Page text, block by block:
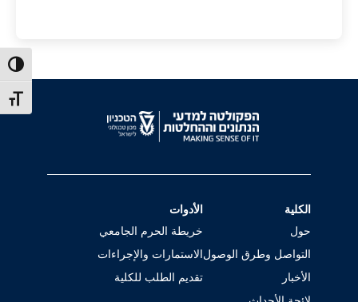
size
الكلية
حول
التواصل وطرق الوصول
الأخبار
الأدوات
خريطة الحرم الجامعي
الاستمارات والإجراءات
تقديم الطلب للكلية